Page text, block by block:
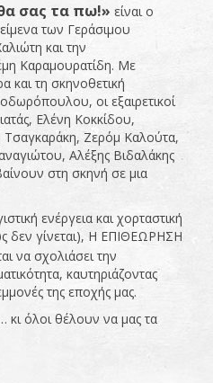
σας τα πω!» είναι ο
των Γεράσιμου
και την
Καραμουρατίδη. Με
και τη σκηνοθετική
οι εξαιρετικοί
Ελένη Κοκκίδου,
Τσαγκαράκη, Ζερόμ Καλούτα,
Αλέξης Βιδαλάκης
στη σκηνή σε μια
ενέργεια και χορταστική
δεν γίνεται), Η ΕΠΙΘΕΩΡΗΣΗ
να σχολιάσει την
καυτηριάζοντας
της εποχής μας.
κι όλοι θέλουν να μας τα